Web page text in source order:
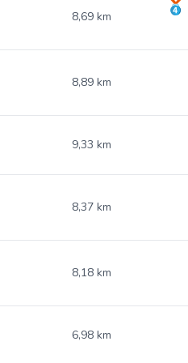
8,69 km
8,89 km
9,33 km
8,37 km
8,18 km
6,98 km